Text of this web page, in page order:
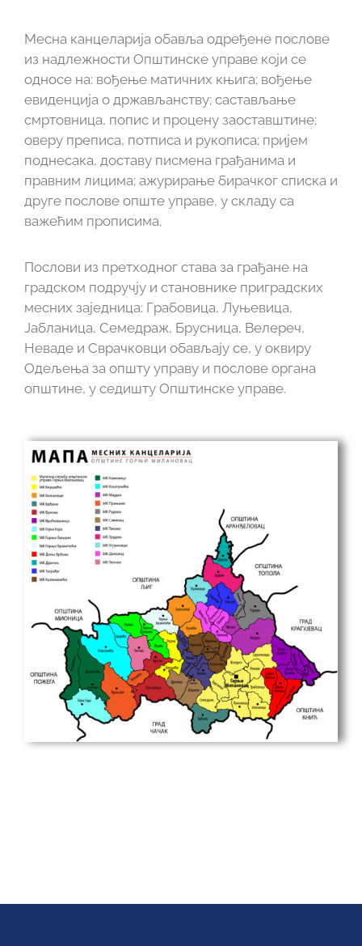
Месна канцеларија обавља одређене послове
из надлежности Општинске управе који се
односе на: вођење матичних књига; вођење
евиденција о држављанству; састављање
смртовница, попис и процену заоставштине;
оверу преписа, потписа и рукописа; пријем
поднесака, доставу писмена грађанима и
правним лицима; ажурирање бирачког списка и
друге послове опште управе, у складу са
важећим прописима.
Послови из претходног става за грађане на
градском подручју и становнике приградских
месних заједница: Грабовица, Луњевица,
Јабланица, Семедраж, Брусница, Велереч,
Неваде и Сврачковци обављају се, у оквиру
Одељења за општу управу и послове органа
општине, у седишту Општинске управе.